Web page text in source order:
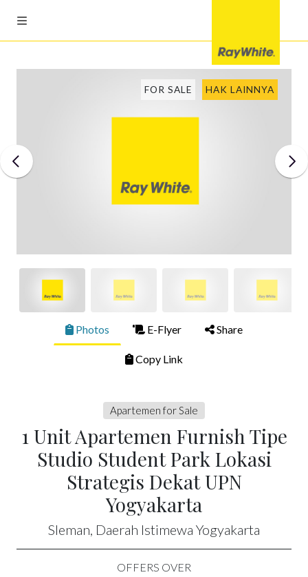
FOR SALE HAK LAINNYA
Photos E-Flyer Share
Copy Link
Apartemen for Sale
1 Unit Apartemen Furnish Tipe
Studio Student Park Lokasi
Strategis Dekat UPN
Yogyakarta
Sleman, Daerah Istimewa Yogyakarta
OFFERS OVER